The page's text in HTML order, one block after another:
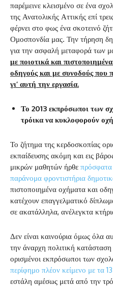
παρέμεινε κλεισμένο σε ένα
της Ανατολικής Αττικής επί
φέρνει στο φως ένα σκοτεινό
Ομοσπονδία μας. Την τήρηση
για την ασφαλή μεταφορά των
με ποιοτικά και
οδηγούς και με συνοδούς που
γι’ αυτή την εργασία.
Το 2013 εκπρόσωποι των
τρόικα να κυκλοφορούν
Το ζήτημα της κερδοσκοπίας
εκπαίδευσης ακόμη και εις
μικρών μαθητών ήρθε πρόσφατα
παράνομα φροντιστήρια
πιστοποιημένα οχήματα και
κατέχουν επαγγελματικό
σε ακατάλληλα, ανέλεγκτα
Δεν είναι καινούρια όμως όλα
την άναρχη πολιτική
ορισμένοι εκπρόσωποι των
περίφημο πλέον κείμενο με τα
εστάλη αμέσως μετά από την